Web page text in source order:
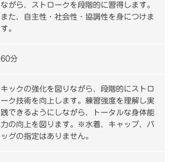
ながら、ストロークを段階的に習得します。
また、自主性・社会性・協調性を身につけま
す。
60分
キックの強化を図りながら、段階的にストロ
ーク技術を向上します。練習強度を理解し実
践できるようにしながら、トータルな身体能
力の向上を図ります。※水着、キャップ、バ
ッグの指定はありません。